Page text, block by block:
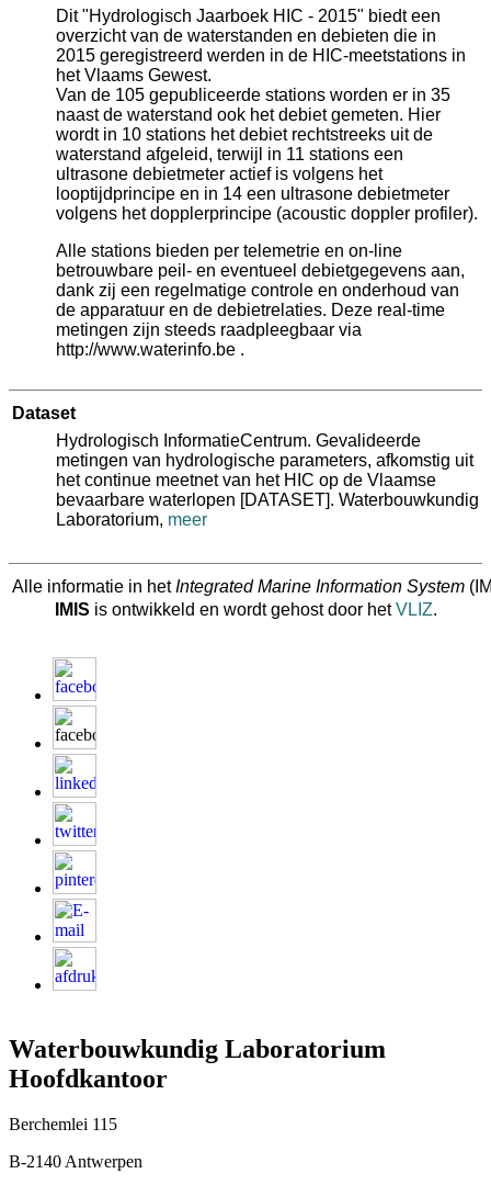
Dit "Hydrologisch Jaarboek HIC - 2015" biedt een
overzicht van de waterstanden en debieten die in
2015 geregistreerd werden in de HIC-meetstations in
het Vlaams Gewest.
Van de 105 gepubliceerde stations worden er in 35
naast de waterstand ook het debiet gemeten. Hier
wordt in 10 stations het debiet rechtstreeks uit de
waterstand afgeleid, terwijl in 11 stations een
ultrasone debietmeter actief is volgens het
looptijdprincipe en in 14 een ultrasone debietmeter
volgens het dopplerprincipe (acoustic doppler profiler).
Alle stations bieden per telemetrie en on-line
betrouwbare peil- en eventueel debietgegevens aan,
dank zij een regelmatige controle en onderhoud van
de apparatuur en de debietrelaties. Deze real-time
metingen zijn steeds raadpleegbaar via
http://www.waterinfo.be .
Dataset
Hydrologisch InformatieCentrum. Gevalideerde
metingen van hydrologische parameters, afkomstig uit
het continue meetnet van het HIC op de Vlaamse
bevaarbare waterlopen [DATASET]. Waterbouwkundig
Laboratorium, meer
Alle informatie in hetIntegrated Marine Information System
IMIS is ontwikkeld en wordt gehost door hetVLIZ.
Waterbouwkundig Laboratorium
Hoofdkantoor
Berchemlei 115
B-2140 Antwerpen